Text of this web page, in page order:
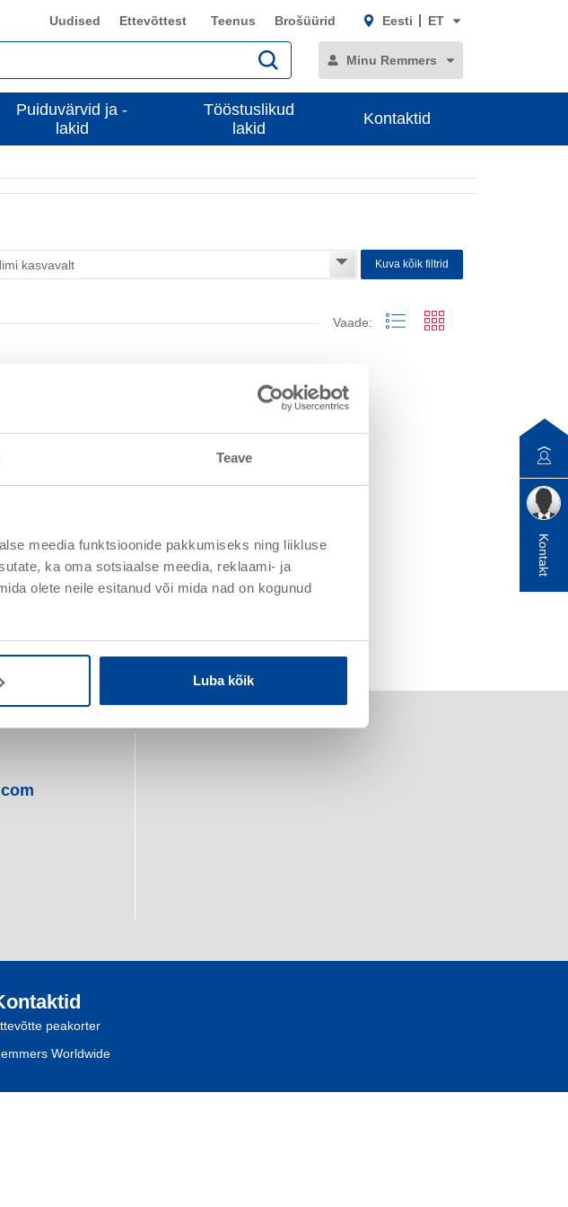
Teave
meedia funktsioonide pakkumiseks ning liikluse
ka oma sotsiaalse meedia, reklaami- ja
olete neile esitanud või mida nad on kogunud
Luba kõik
Uudised Ettevõttest Teenus Brošüürid Eesti ET
Minu Remmers
Puiduvärvid ja -
lakid
Tööstuslikud
lakid
Kontaktid
Kuva kõik filtrid
Vaade:
peakorter
Worldwide
Kontakt